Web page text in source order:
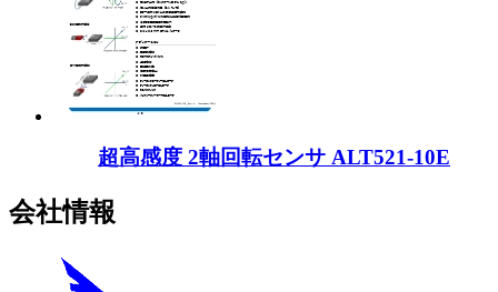
超高感度 2軸回転センサ ALT521-10E
会社情報